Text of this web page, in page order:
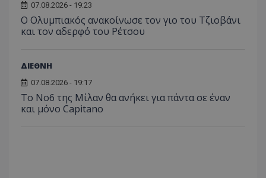
07.08.2026 - 19:23
Ο Ολυμπιακός ανακοίνωσε τον γιο του Τζιοβάνι
και τον αδερφό του Ρέτσου
ΔΙΕΘΝΗ
07.08.2026 - 19:17
Το No6 της Μίλαν θα ανήκει για πάντα σε έναν
και μόνο Capitano